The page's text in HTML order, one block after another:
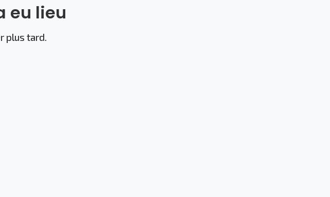
eu lieu
plus tard.